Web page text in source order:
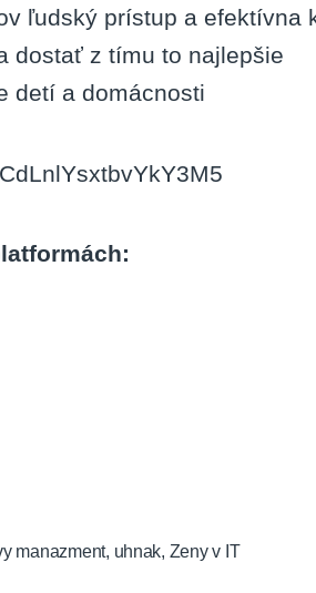
ľudský prístup a efektívna
dostať z tímu to najlepšie
detí a domácnosti
manazment, uhnak, Zeny v IT